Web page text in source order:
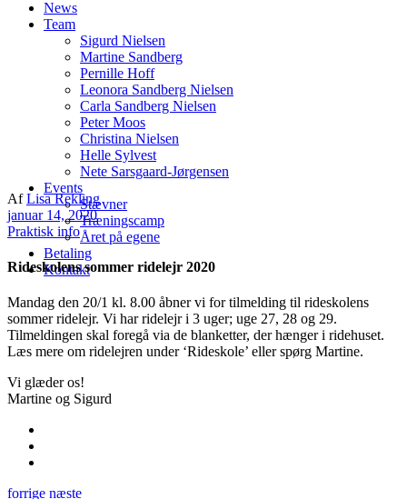
News
Team
Sigurd Nielsen
Martine Sandberg
Pernille Hoff
Leonora Sandberg Nielsen
Carla Sandberg Nielsen
Peter Moos
Christina Nielsen
Helle Sylvest
Nete Sarsgaard-Jørgensen
Events
Stævner
Træningscamp
Året på egene
Betaling
Kontakt
AfLisa Rekling
januar 14, 2020
Praktisk info
Rideskolens sommer ridelejr 2020
Mandag den 20/1 kl. 8.00 åbner vi for tilmelding til rideskolens
sommer ridelejr. Vi har ridelejr i 3 uger; uge 27, 28 og 29.
Tilmeldingen skal foregå via de blanketter, der hænger i ridehuset.
Læs mere om ridelejren under ‘Rideskole’ eller spørg Martine.
Vi glæder os!
Martine og Sigurd
forrige næste